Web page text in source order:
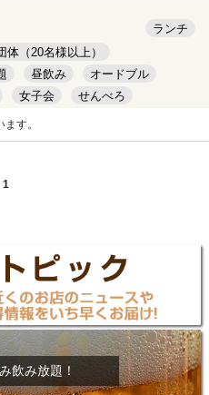
ランチ
体（20名様以上）
昼飲み
オードブル
女子会
せんべろ
す。
1
飲み放題！